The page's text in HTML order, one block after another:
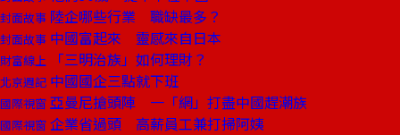
封面故事 陸企哪些行業 職缺最多？
封面故事 中國富起來 靈感來自日本
財富線上 「三明治族」如何理財？
北京週記 中國國企三點就下班
國際視窗 亞曼尼搶頭陣 一「網」打盡中國趕潮族
國際視窗 企業省過頭 高薪員工兼打掃阿姨